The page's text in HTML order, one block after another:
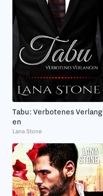
Tabu: Verbotenes Verlang
en
Lana Stone